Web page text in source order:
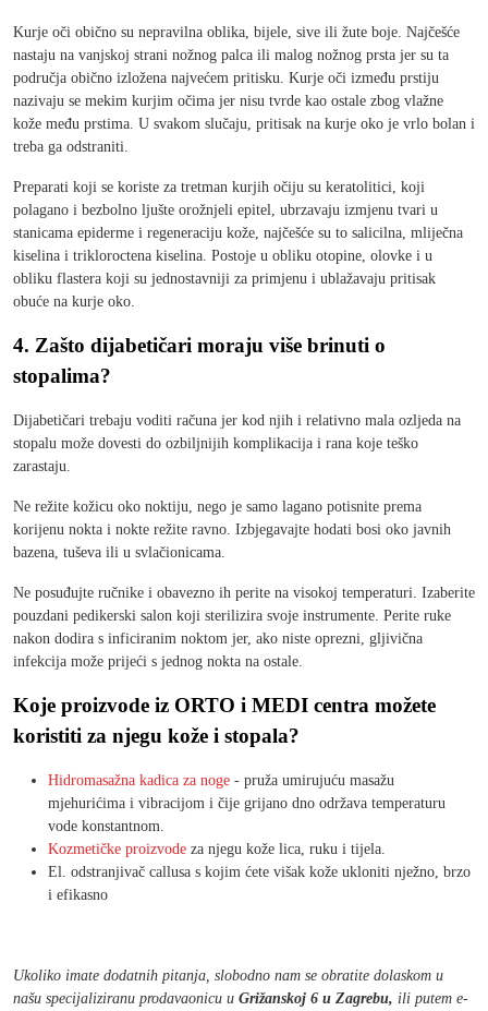
Kurje oči obično su nepravilna oblika, bijele, sive ili žute boje. Najčešće
nastaju na vanjskoj strani nožnog palca ili malog nožnog prsta jer su ta
područja obično izložena najvećem pritisku. Kurje oči između prstiju
nazivaju se mekim kurjim očima jer nisu tvrde kao ostale zbog vlažne
kože među prstima. U svakom slučaju, pritisak na kurje oko je vrlo bolan i
treba ga odstraniti.
Preparati koji se koriste za tretman kurjih očiju su keratolitici, koji
polagano i bezbolno ljušte orožnjeli epitel, ubrzavaju izmjenu tvari u
stanicama epiderme i regeneraciju kože, najčešće su to salicilna, mliječna
kiselina i trikloroctena kiselina. Postoje u obliku otopine, olovke i u
obliku flastera koji su jednostavniji za primjenu i ublažavaju pritisak
obuće na kurje oko.
4. Zašto dijabetičari moraju više brinuti o
stopalima?
Dijabetičari trebaju voditi računa jer kod njih i relativno mala ozljeda na
stopalu može dovesti do ozbiljnijih komplikacija i rana koje teško
zarastaju.
Ne režite kožicu oko noktiju, nego je samo lagano potisnite prema
korijenu nokta i nokte režite ravno. Izbjegavajte hodati bosi oko javnih
bazena, tuševa ili u svlačionicama.
Ne posuđujte ručnike i obavezno ih perite na visokoj temperaturi. Izaberite
pouzdani pedikerski salon koji sterilizira svoje instrumente. Perite ruke
nakon dodira s inficiranim noktom jer, ako niste oprezni, gljivična
infekcija može prijeći s jednog nokta na ostale.
Koje proizvode iz ORTO i MEDI centra možete
koristiti za njegu kože i stopala?
Hidromasažna kadica za noge - pruža umirujuću masažu
mjehurićima i vibracijom i čije grijano dno održava temperaturu
vode konstantnom.
Kozmetičke proizvode za njegu kože lica, ruku i tijela.
El. odstranjivač callusa s kojim ćete višak kože ukloniti nježno, brzo
i efikasno
Ukoliko imate dodatnih pitanja, slobodno nam se obratite dolaskom u
našu specijaliziranu prodavaonicu u Grižanskoj 6 u Zagrebu, ili putem e-